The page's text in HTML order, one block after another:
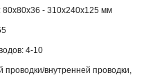
80x80x36 - 310x240x125 мм
4-10
внутренней проводки,